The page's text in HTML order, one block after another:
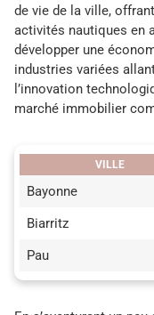
de vie de la ville,
activités nautiques en
développer une
industries variées
l’innovation
marché immobilier
VILLE
Bayonne
Biarritz
Pau